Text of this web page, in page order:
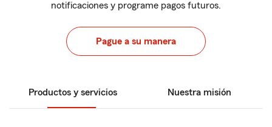
notificaciones y programe pagos futuros.
Pague a su manera
Productos y servicios Nuestra misión